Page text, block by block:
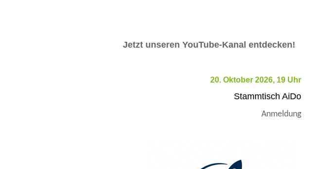
Jetzt unseren YouTube-Kanal entdecken!
20. Oktober 2026, 19 Uhr
Stammtisch AiDo
Anmeldung